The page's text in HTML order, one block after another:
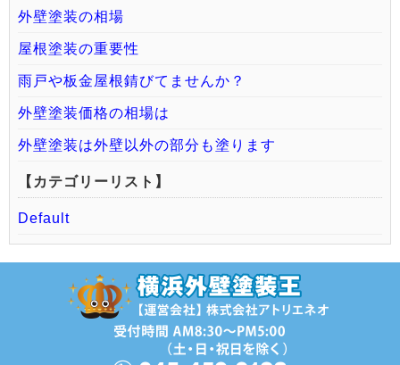
外壁塗装の相場
屋根塗装の重要性
雨戸や板金屋根錆びてませんか？
外壁塗装価格の相場は
外壁塗装は外壁以外の部分も塗ります
【カテゴリーリスト】
Default